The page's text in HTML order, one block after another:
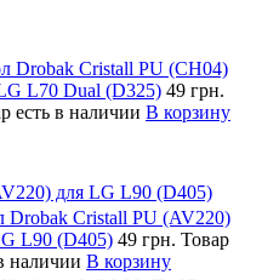
Drobak Cristall PU (CH04)
L70 Dual (D325) 49 грн.
есть в наличии В корзину
для LG L90 (D405)
Drobak Cristall PU (AV220)
L90 (D405) 49 грн. Товар
наличии В корзину